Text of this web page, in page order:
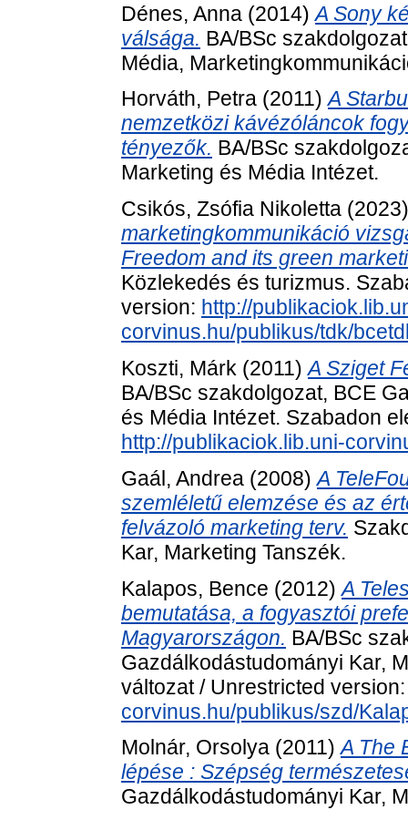
Dénes, Anna (2014)A Sony
válsága. BA/BSc
Média,
Horváth, Petra (2011)A
nemzetközi kávézóláncok
tényezők. BA/BSc
Marketing és Média Intézet.
Csikós, Zsófia Nikoletta
marketingkommunikáció
Freedom and its green
Közlekedés és turizmus.
version: http://
corvinus.hu/publikus/tdk/
Koszti, Márk (2011)A Sziget
BA/BSc szakdolgozat, BCE
és Média Intézet. Szabadon
http://publikaciok.lib.uni-
Gaál, Andrea (2008)A
szemléletű elemzése és az
felvázoló marketing terv.
Kar, Marketing Tanszék.
Kalapos, Bence (2012)A
bemutatása, a fogyasztói
Magyarországon. BA/BSc
Gazdálkodástudományi Kar,
változat / Unrestricted
corvinus.hu/publikus/szd/
Molnár, Orsolya (2011)A The
lépése : Szépség
Gazdálkodástudományi Kar,